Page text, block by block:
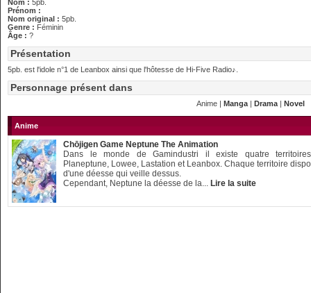
Nom : 5pb.
Prénom :
Nom original : 5pb.
Genre : Féminin
Âge : ?
Présentation
5pb. est l'idole n°1 de Leanbox ainsi que l'hôtesse de Hi-Five Radio♪.
Personnage présent dans
Anime | Manga | Drama | Novel
Anime
Chōjigen Game Neptune The Animation
Dans le monde de Gamindustri il existe quatre
Planeptune, Lowee, Lastation et Leanbox. Chaque territoire
d'une déesse qui veille dessus.
Cependant, Neptune la déesse de la... Lire la suite